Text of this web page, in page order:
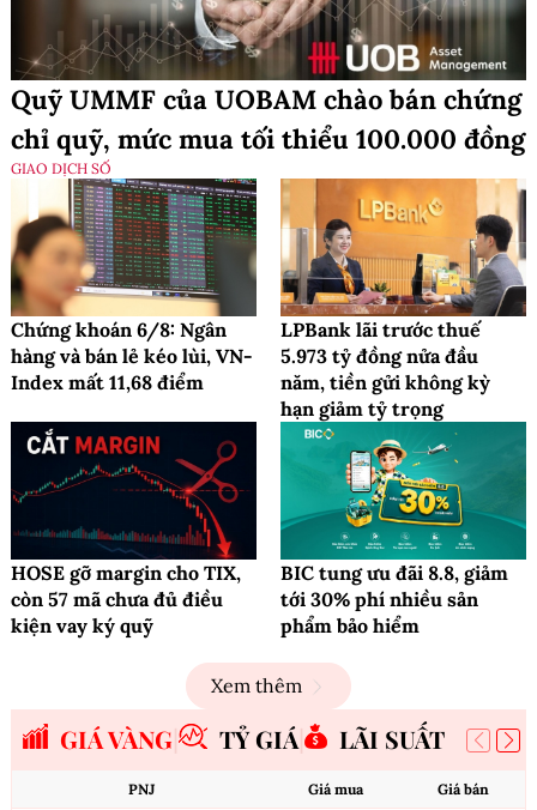
Quỹ UMMF của UOBAM chào bán chứng
chỉ quỹ, mức mua tối thiểu 100.000 đồng
GIAO DỊCH SỐ
Chứng khoán 6/8: Ngân
hàng và bán lẻ kéo lùi, VN-
Index mất 11,68 điểm
LPBank lãi trước thuế
5.973 tỷ đồng nửa đầu
năm, tiền gửi không kỳ
hạn giảm tỷ trọng
HOSE gỡ margin cho TIX,
còn 57 mã chưa đủ điều
kiện vay ký quỹ
BIC tung ưu đãi 8.8, giảm
tới 30% phí nhiều sản
phẩm bảo hiểm
Xem thêm
GIÁ VÀNG TỶ GIÁ LÃI SUẤT
PNJ Giá mua Giá bán